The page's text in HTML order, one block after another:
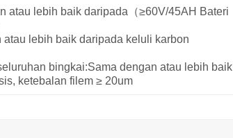
atau lebih baik daripada （≥60V/45AH Bateri
atau lebih baik daripada keluli karbon
bingkai:Sama dengan atau lebih baik
ketebalan filem ≥ 20um